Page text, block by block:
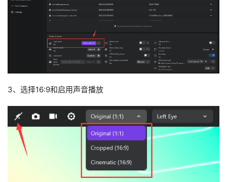
行
动
态
3、选择16:9和启用声音播放